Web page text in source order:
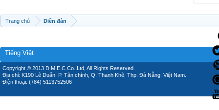
Trang chủ Diễn đàn
Tiếng Việt
Copyright © 2013 D.M.E.C Co.,Ltd, All Rights Reserved.
Địa chỉ: K190 Lê Duẩn, P. Tân chính, Q. Thanh Khê, Thp. Đà Nẵng, Việt Nam.
Điện thoại: (+84) 5113752506